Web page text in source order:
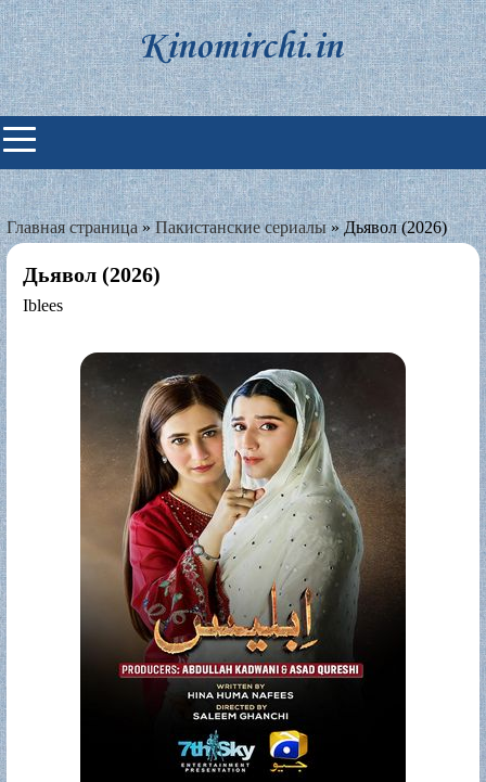
Skip
to
content
Индийские фильмы смотреть
онлайн
Главная страница»Пакистанские сериалы»Дьявол (2026)
Дьявол (2026)
Iblees